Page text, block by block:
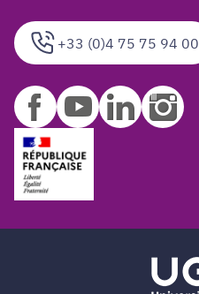
+33 (0)4 75 75 94 00